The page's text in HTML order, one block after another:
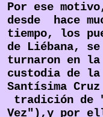
Por ese
desde hace
tiempo, los
de Liébana, se
turnaron en la
custodia de la
Santísima
tradición de
Vez"),y por